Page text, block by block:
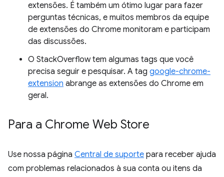
extensões. É também um ótimo lugar para fazer
perguntas técnicas, e muitos membros da equipe
de extensões do Chrome monitoram e participam
das discussões.
O StackOverflow tem algumas tags que você
precisa seguir e pesquisar. A tag google-chrome-
extension abrange as extensões do Chrome em
geral.
Para a Chrome Web Store
Use nossa página Central de suporte para receber ajuda
com problemas relacionados à sua conta ou itens da